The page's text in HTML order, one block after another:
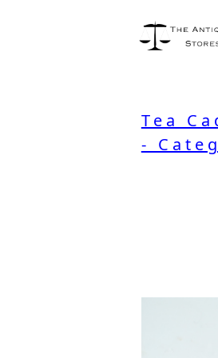
Tea
-